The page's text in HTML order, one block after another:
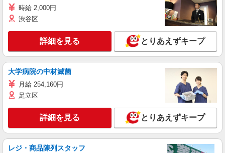
時給 2,000円
渋谷区
詳細を見る とりあえずキープ
大学病院の中材滅菌
月給 254,160円
足立区
詳細を見る とりあえずキープ
レジ・商品陳列スタッフ